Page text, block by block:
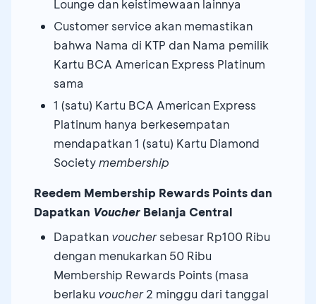
Lounge dan keistimewaan lainnya
Customer service akan memastikan
bahwa Nama di KTP dan Nama pemilik
Kartu BCA American Express Platinum
sama
1 (satu) Kartu BCA American Express
Platinum hanya berkesempatan
mendapatkan 1 (satu) Kartu Diamond
Societymembership
Reedem Membership Rewards Points dan
Dapatkan Voucher Belanja Central
Dapatkan vouchersebesar Rp100 Ribu
dengan menukarkan 50 Ribu
Membership Rewards Points (masa
berlaku voucher2 minggu dari tanggal